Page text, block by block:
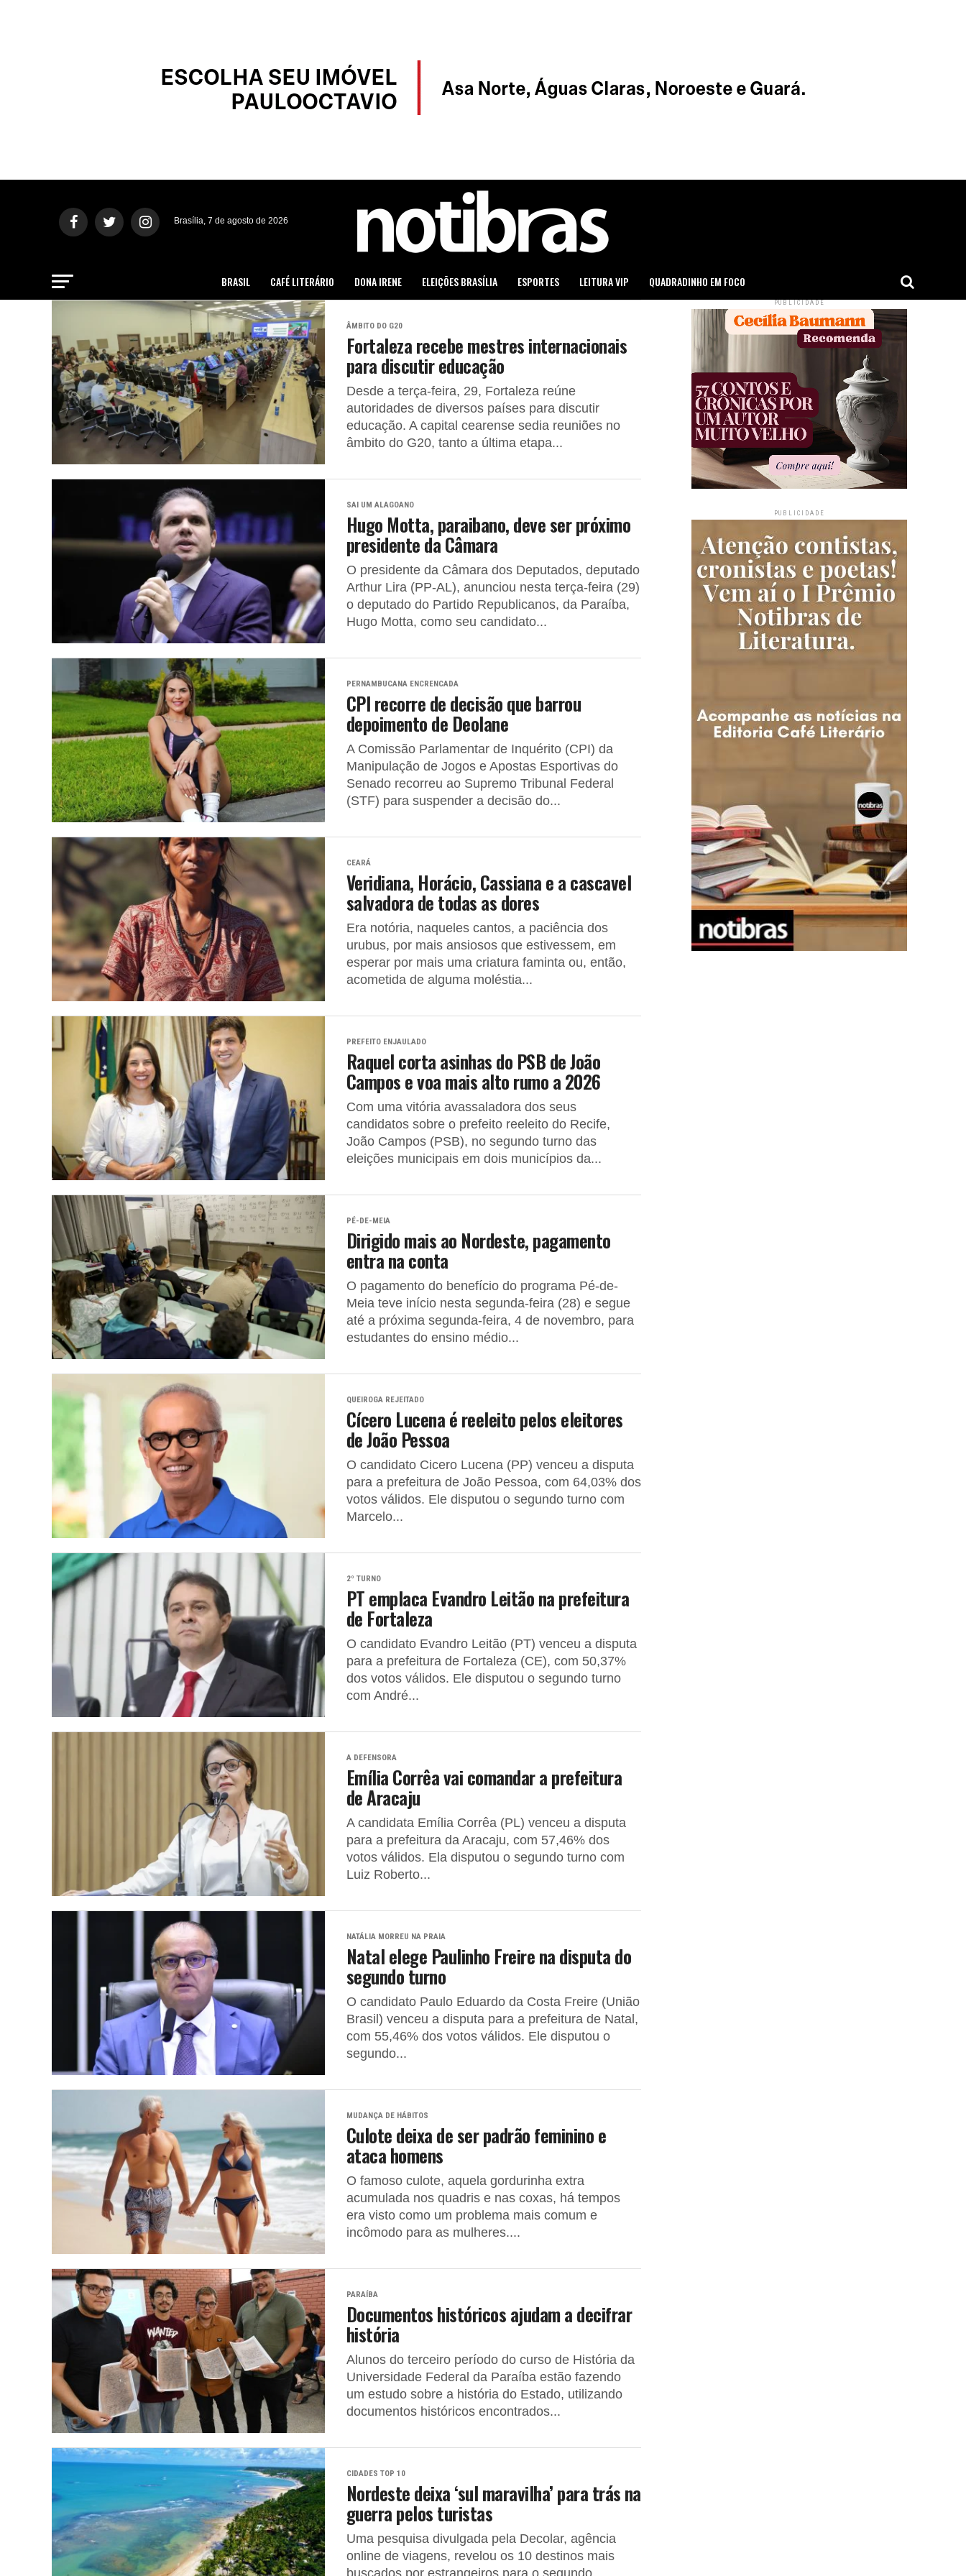
Brasília, 7 de agosto de 2026
BRASIL CAFÉ LITERÁRIO DONA IRENE ELEIÇÕES BRASÍLIA ESPORTES LEITURA VIP QUADRADINHO EM FOCO
ÂMBITO DO G20
Fortaleza recebe mestres internacionais
para discutir educação
Desde a terça-feira, 29, Fortaleza reúne
autoridades de diversos países para discutir
educação. A capital cearense sedia reuniões no
âmbito do G20, tanto a última etapa...
SAI UM ALAGOANO
Hugo Motta, paraibano, deve ser próximo
presidente da Câmara
O presidente da Câmara dos Deputados, deputado
Arthur Lira (PP-AL), anunciou nesta terça-feira (29)
o deputado do Partido Republicanos, da Paraíba,
Hugo Motta, como seu candidato...
PERNAMBUCANA ENCRENCADA
CPI recorre de decisão que barrou
depoimento de Deolane
A Comissão Parlamentar de Inquérito (CPI) da
Manipulação de Jogos e Apostas Esportivas do
Senado recorreu ao Supremo Tribunal Federal
(STF) para suspender a decisão do...
CEARÁ
Veridiana, Horácio, Cassiana e a cascavel
salvadora de todas as dores
Era notória, naqueles cantos, a paciência dos
urubus, por mais ansiosos que estivessem, em
esperar por mais uma criatura faminta ou, então,
acometida de alguma moléstia...
PREFEITO ENJAULADO
Raquel corta asinhas do PSB de João
Campos e voa mais alto rumo a 2026
Com uma vitória avassaladora dos seus
candidatos sobre o prefeito reeleito do Recife,
João Campos (PSB), no segundo turno das
eleições municipais em dois municípios da...
PÉ-DE-MEIA
Dirigido mais ao Nordeste, pagamento
entra na conta
O pagamento do benefício do programa Pé-de-
Meia teve início nesta segunda-feira (28) e segue
até a próxima segunda-feira, 4 de novembro, para
estudantes do ensino médio...
QUEIROGA REJEITADO
Cícero Lucena é reeleito pelos eleitores
de João Pessoa
O candidato Cicero Lucena (PP) venceu a disputa
para a prefeitura de João Pessoa, com 64,03% dos
votos válidos. Ele disputou o segundo turno com
Marcelo...
2º TURNO
PT emplaca Evandro Leitão na prefeitura
de Fortaleza
O candidato Evandro Leitão (PT) venceu a disputa
para a prefeitura de Fortaleza (CE), com 50,37%
dos votos válidos. Ele disputou o segundo turno
com André...
A DEFENSORA
Emília Corrêa vai comandar a prefeitura
de Aracaju
A candidata Emília Corrêa (PL) venceu a disputa
para a prefeitura da Aracaju, com 57,46% dos
votos válidos. Ela disputou o segundo turno com
Luiz Roberto...
NATÁLIA MORREU NA PRAIA
Natal elege Paulinho Freire na disputa do
segundo turno
O candidato Paulo Eduardo da Costa Freire (União
Brasil) venceu a disputa para a prefeitura de Natal,
com 55,46% dos votos válidos. Ele disputou o
segundo...
MUDANÇA DE HÁBITOS
Culote deixa de ser padrão feminino e
ataca homens
O famoso culote, aquela gordurinha extra
acumulada nos quadris e nas coxas, há tempos
era visto como um problema mais comum e
incômodo para as mulheres....
PARAÍBA
Documentos históricos ajudam a decifrar
história
Alunos do terceiro período do curso de História da
Universidade Federal da Paraíba estão fazendo
um estudo sobre a história do Estado, utilizando
documentos históricos encontrados...
CIDADES TOP 10
Nordeste deixa ‘sul maravilha’ para trás na
guerra pelos turistas
Uma pesquisa divulgada pela Decolar, agência
online de viagens, revelou os 10 destinos mais
buscados por estrangeiros para o segundo
PUBLICIDADE
PUBLICIDADE